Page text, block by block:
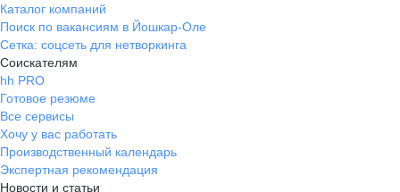
Каталог компаний
Поиск по вакансиям в Йошкар-Оле
Сетка: соцсеть для нетворкинга
Соискателям
hh PRO
Готовое резюме
Все сервисы
Хочу у вас работать
Производственный календарь
Экспертная рекомендация
Новости и статьи